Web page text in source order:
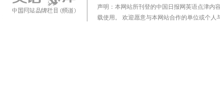
声明：本网站所刊登的中国日报网英语点津内
载使用。 欢迎愿意与本网站合作的单位或个人